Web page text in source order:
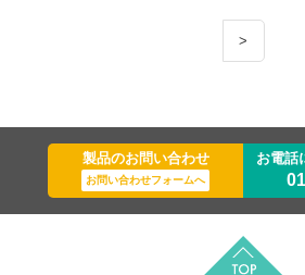
>
製品のお問い合わせ
お問い合わせフォームへ
お電話